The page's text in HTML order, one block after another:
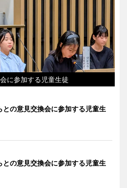
に参加する児童生徒
との意見交換会に参加する児童生
との意見交換会に参加する児童生